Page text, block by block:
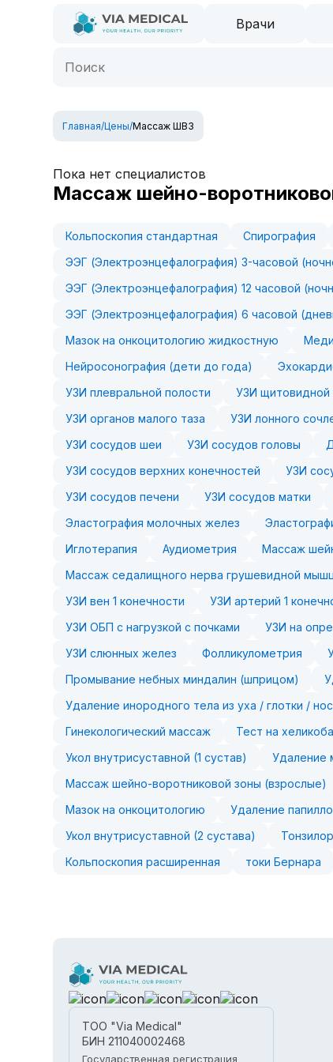
Врачи
Главная/Цены/Массаж ШВЗ
Пока нет специалистов
Массаж шейно-
Кольпоскопия стандартная Спирография
ЭЭГ (Электроэнцефалография) 3-часовой
ЭЭГ (Электроэнцефалография) 12 часовой
ЭЭГ (Электроэнцефалография) 6 часовой
Мазок на онкоцитологию жидкостную
Нейросонография (дети до года)
УЗИ плевральной полости
УЗИ щитовидной
УЗИ органов малого таза
УЗИ лонного
УЗИ сосудов шеи
УЗИ сосудов головы
УЗИ сосудов верхних конечностей
УЗИ
УЗИ сосудов печени
УЗИ сосудов матки
Эластография молочных желез
Иглотерапия
Аудиометрия Массаж
Массаж седалищного нерва грушевидной
УЗИ вен 1 конечности
УЗИ артерий 1
УЗИ ОБП с нагрузкой с почками
УЗИ на
УЗИ слюнных желез
Фолликулометрия
Промывание небных миндалин (шприцом)
Удаление инородного тела из уха / глотки /
Гинекологический массаж
Тест на
Укол внутрисуставной (1 сустав)
Удаление
Массаж шейно-воротниковой зоны (взрослые)
Мазок на онкоцитологию
Удаление
Укол внутрисуставной (2 сустава)
Тонзилор
Кольпоскопия расширенная
токи Бернара
ТОО "Via Medical"
БИН 211040002468
Государственная регистрация